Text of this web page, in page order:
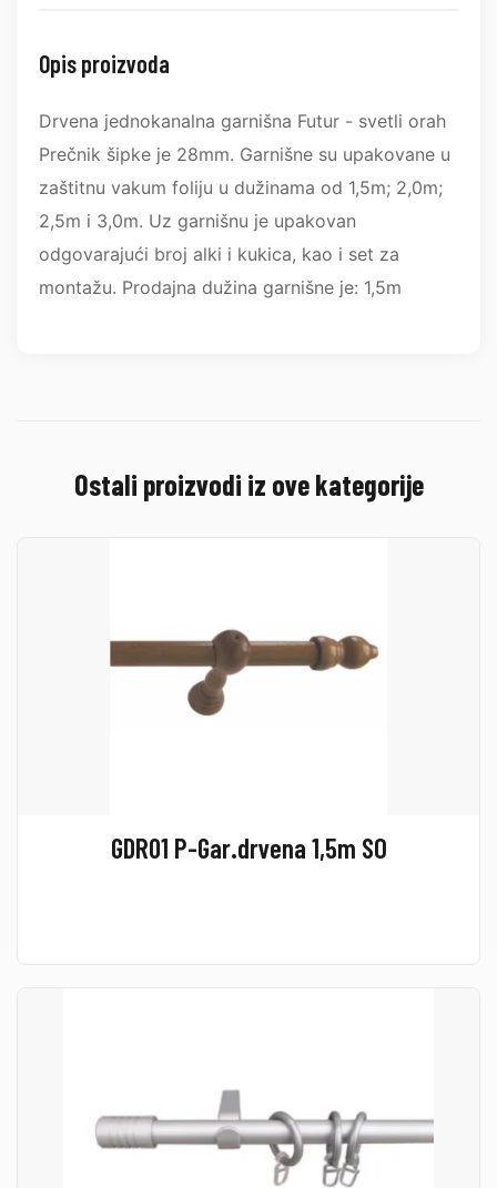
Opis proizvoda
Drvena jednokanalna garnišna Futur - svetli orah
Prečnik šipke je 28mm. Garnišne su upakovane u
zaštitnu vakum foliju u dužinama od 1,5m; 2,0m;
2,5m i 3,0m. Uz garnišnu je upakovan
odgovarajući broj alki i kukica, kao i set za
montažu. Prodajna dužina garnišne je: 1,5m
Ostali proizvodi iz ove kategorije
GDR01 P-Gar.drvena 1,5m SO